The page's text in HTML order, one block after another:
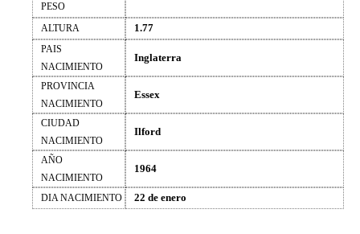
PESO
ALTURA
1.77
PAIS
NACIMIENTO
Inglaterra
PROVINCIA
NACIMIENTO
Essex
CIUDAD
NACIMIENTO
Ilford
AÑO
NACIMIENTO
1964
DIA NACIMIENTO 22 de enero